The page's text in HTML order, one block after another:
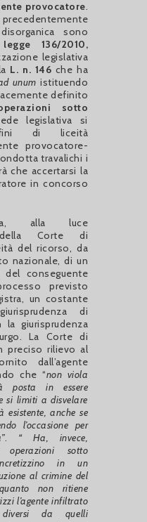
provocatore.
sono
legge 136/2010,
legislativa
L. n. 146 che ha
unum istituendo
definito
sotto
legislativa si
di liceità
provocatore-
travalichi i
che accertarsi la
in concorso
alla luce
della Corte di
del ricorso, da
nazionale, di un
conseguente
previsto
un costante
di
giurisprudenza
La Corte di
preciso rilievo al
dall’agente
che “non viola
posta in essere
si limiti a disvelare
esistente, anche se
l’occasione per
. “ Ha, invece,
sotto
in un
al crimine del
non ritiene
l’agente infiltrato
da quelli